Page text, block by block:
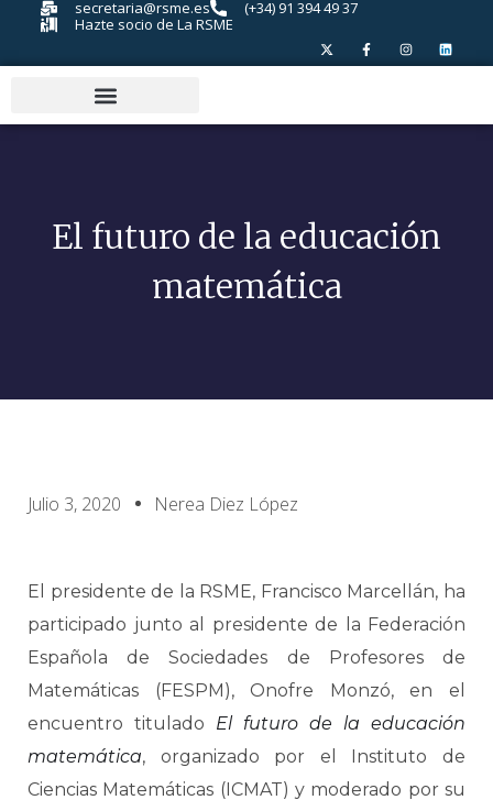
secretaria@rsme.es
(+34) 91 394 49 37
Hazte socio de La RSME
El futuro de la educación
matemática
Julio 3, 2020 Nerea Diez López
El presidente de la RSME, Francisco Marcellán, ha
participado junto al presidente de la Federación
Española de Sociedades de Profesores de
Matemáticas (FESPM), Onofre Monzó, en el
encuentro titulado El futuro de la educación
matemática, organizado por el Instituto de
Ciencias Matemáticas (ICMAT) y moderado por su